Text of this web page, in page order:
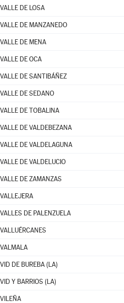
VALLE DE LOSA
VALLE DE MANZANEDO
VALLE DE MENA
VALLE DE OCA
VALLE DE SANTIBÁÑEZ
VALLE DE SEDANO
VALLE DE TOBALINA
VALLE DE VALDEBEZANA
VALLE DE VALDELAGUNA
VALLE DE VALDELUCIO
VALLE DE ZAMANZAS
VALLEJERA
VALLES DE PALENZUELA
VALLUÉRCANES
VALMALA
VID DE BUREBA (LA)
VID Y BARRIOS (LA)
VILEÑA